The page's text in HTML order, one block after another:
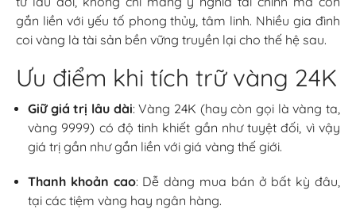
gắn liền với yếu tố phong thủy, tâm linh. Nhiều gia đình
coi vàng là tài sản bền vững truyền lại cho thế hệ sau.
Ưu điểm khi tích trữ vàng 24K
Giữ giá trị lâu dài: Vàng 24K (hay còn gọi là vàng ta,
vàng 9999) có độ tinh khiết gần như tuyệt đối, vì vậy
giá trị gần như gắn liền với giá vàng thế giới.
Thanh khoản cao: Dễ dàng mua bán ở bất kỳ đâu,
tại các tiệm vàng hay ngân hàng.